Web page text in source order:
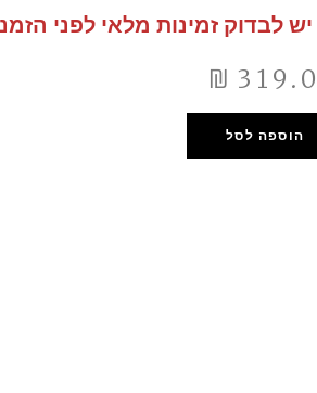
יש לבדוק זמינות מלאי לפני
₪
הוספה לסל